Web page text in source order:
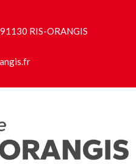
RIS-ORANGIS